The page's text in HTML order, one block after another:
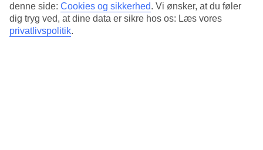
denne side: Cookies og sikkerhed. Vi ønsker, at du føler
dig tryg ved, at dine data er sikre hos os: Læs vores
privatlivspolitik.